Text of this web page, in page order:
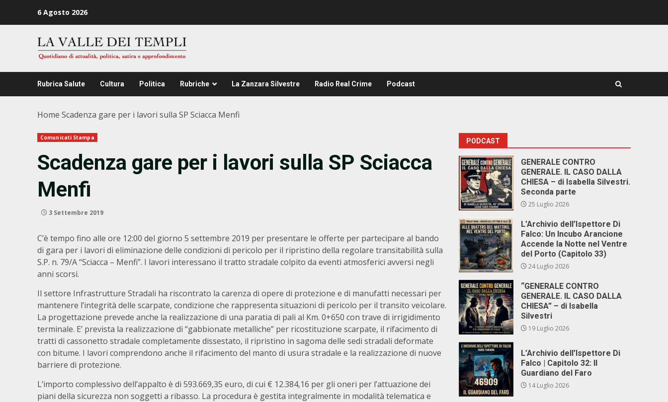
6 Agosto 2026
Rubrica Salute Cultura Politica Rubriche La Zanzara Silvestre Radio Real Crime Podcast
Home Scadenza gare per i lavori sulla SP Sciacca Menfi
Comunicati Stampa
Scadenza gare per i lavori sulla SP Sciacca
Menfi
3 Settembre 2019
C’è tempo fino alle ore 12:00 del giorno 5 settembre 2019 per presentare le offerte per partecipare al bando
di gara per i lavori di eliminazione delle condizioni di pericolo per il ripristino della regolare transitabilità sulla
S.P. n. 79/A “Sciacca – Menfi”. I lavori interessano il tratto stradale colpito da eventi atmosferici avversi negli
anni scorsi.
Il settore Infrastrutture Stradali ha riscontrato la carenza di opere di protezione e di manufatti necessari per
mantenere l’integrità delle scarpate, condizione che rappresenta situazioni di pericolo per il transito veicolare.
La progettazione prevede anche la realizzazione di una paratia di pali al Km. 0+650 con trave di irrigidimento
terminale. E’ prevista la realizzazione di “gabbionate metalliche” per ricostituzione scarpate, il rifacimento di
tratti di cassonetto stradale completamente dissestato, il ripristino in sagoma delle sedi stradali deformate
con bitume. I lavori comprendono anche il rifacimento del manto di usura stradale e la realizzazione di nuove
barriere di protezione.
L’importo complessivo dell’appalto è di 593.669,35 euro, di cui € 12.384,16 per gli oneri per l’attuazione dei
piani della sicurezza non soggetti a ribasso. La procedura è gestita integralmente in modalità telematica e
PODCAST
GENERALE CONTRO
GENERALE. IL CASO DALLA
CHIESA – di Isabella Silvestri.
Seconda parte
25 Luglio 2026
L’Archivio dell’Ispettore Di
Falco: Un Incubo Arancione
Accende la Notte nel Ventre
del Porto (Capitolo 33)
24 Luglio 2026
“GENERALE CONTRO
GENERALE. IL CASO DALLA
CHIESA” – di Isabella
Silvestri
19 Luglio 2026
L’Archivio dell’Ispettore Di
Falco | Capitolo 32: Il
Guardiano del Faro
14 Luglio 2026